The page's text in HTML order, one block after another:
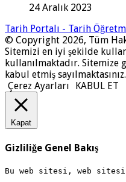
24 Aralık 2023
Tarih Portalı - Tarih
© Copyright 2026, Tüm
Sitemizi en iyi şekilde
kullanılmaktadır. Sitemize
kabul etmiş sayılmaktasınız.
Çerez Ayarları
KABUL ET
Kapat
Gizliliğe Genel Bakış
Bu web sitesi, web